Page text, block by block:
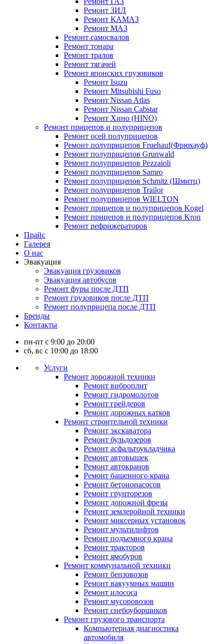
Ремонт ЗИЛ
Ремонт КАМАЗ
Ремонт МАЗ
Ремонт самосвалов
Ремонт тонара
Ремонт тралов
Ремонт тягачей
Ремонт японских грузовиков
Ремонт Isuzu
Ремонт Mitsubishi Fuso
Ремонт Nissan Atlas
Ремонт Nissan Cabstar
Ремонт Хино (HINO)
Ремонт прицепов и полуприцепов
Ремонт осей полуприцепов
Ремонт полуприцепов Fruehauf(Фрюхауф)
Ремонт полуприцепов Grunwald
Ремонт полуприцепов Pezzaioli
Ремонт полуприцепов Samro
Ремонт полуприцепов Schmitz (Шмитц)
Ремонт полуприцепов Trailor
Ремонт полуприцепов WIELTON
Ремонт прицепов и полуприцепов Kogel
Ремонт прицепов и полуприцепов Kron
Ремонт рефрижераторов
Прайс
Галерея
О нас
Эвакуация
Эвакуация грузовиков
Эвакуация автобусов
Ремонт фуры после ДТП
Ремонт грузовиков после ДТП
Ремонт полуприцепа после ДТП
Бренды
Контакты
пн-пт с 9:00 до 20:00
сб, вс с 10:00 до 18:00
Услуги
Ремонт дорожной техники
Ремонт виброплит
Ремонт гидромолотов
Ремонт грейдеров
Ремонт дорожных катков
Ремонт строительной техники
Ремонт экскаватора
Ремонт бульдозеров
Ремонт асфальтоукладчика
Ремонт автовышек
Ремонт автокранов
Ремонт башенного крана
Ремонт бетононасосов
Ремонт грунторезов
Ремонт дорожной фрезы
Ремонт землеройной техники
Ремонт миксерных установок
Ремонт мультилифтов
Ремонт подъемного крана
Ремонт тракторов
Ремонт ямобуров
Ремонт коммунальной техники
Ремонт бензовозов
Ремонт вакуумных машин
Ремонт илососа
Ремонт мусоровозов
Ремонт снебоуборщиков
Ремонт грузового транспорта
Компьютерная диагностика
автомобиля